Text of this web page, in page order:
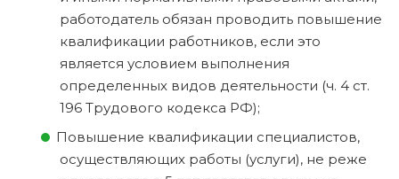
работодатель обязан проводить повышение
квалификации работников, если это
является условием выполнения
определенных видов деятельности (ч. 4 ст.
196 Трудового кодекса РФ);
Повышение квалификации специалистов,
осуществляющих работы (услуги), не реже